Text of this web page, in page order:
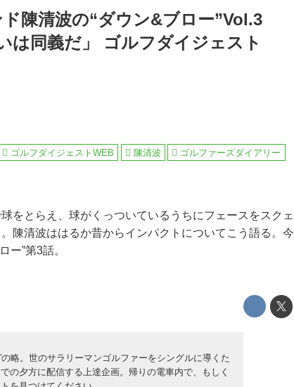
陳清波の“ダウン&ブロー”Vol.3
は同義だ」 ゴルフダイジェスト
ゴルフダイジェストWEB 陳清波
ゴルファーズダイアリー
をとらえ、球がくっついているうちにフェースをスクェ
陳清波ははるか昔からインパクトについてこう語る。今
ー”第3話。
略。世のサラリーマンゴルファーをシングルに導くた
の夕方に配信する上達企画。帰りの電車内で、もしく